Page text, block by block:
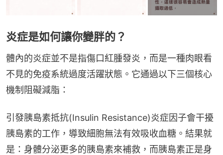
炎症是如何讓你變胖的？
體內的炎症並不是指傷口紅腫發炎，而是一種肉眼看
不見的免疫系統過度活躍狀態。它通過以下三個核心
機制阻礙減脂：
引發胰島素抵抗(Insulin Resistance)炎症因子會干擾
胰島素的工作，導致細胞無法有效吸收血糖。結果就
是：身體分泌更多的胰島素來補救，而胰島素正是身